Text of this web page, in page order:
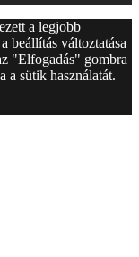
a legjobb
beállítás változtatása
"Elfogadás" gombra
a sütik használatát.